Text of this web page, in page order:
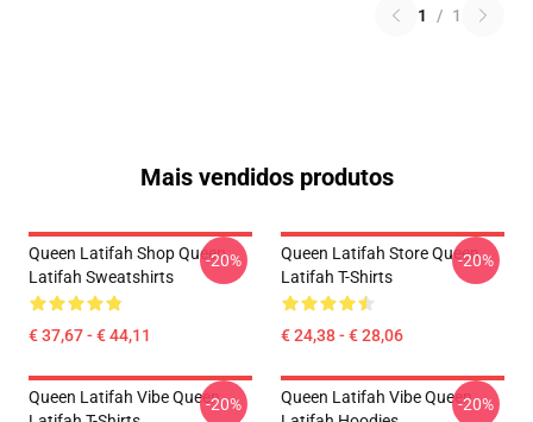
1 / 1
Mais vendidos produtos
Queen Latifah Shop Queen
Latifah Sweatshirts
€ 37,67 - € 44,11
-20%
Queen Latifah Store Queen
Latifah T-Shirts
€ 24,38 - € 28,06
-20%
Queen Latifah Vibe Queen-20%
Queen Latifah Vibe Queen-20%